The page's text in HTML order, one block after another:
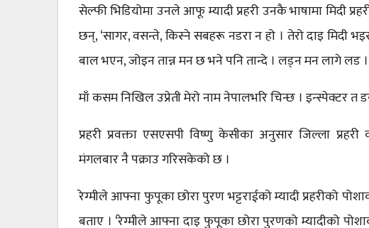
सेल्फी भिडियोमा उनले आफू म्यादी प्रहरी उनकै भाषामा मिदी
छन्, ‘सागर, वसन्ते, किस्ने सबहरू नडरा न हो । तेरो दाइ
बाल भएन, जोइन तान्न मन छ भने पनि तान्दे । लड्न मन लागे लड
माँ कसम निखिल उप्रेती मेरो नाम नेपालभरि चिन्छ । इन्स्पेक्टर
प्रहरी प्रवक्ता एसएसपी विष्णु केसीका अनुसार जिल्ला
मंगलबार नै पक्राउ गरिसकेको छ ।
रेग्मीले आफ्ना फुपूका छोरा पुरण भट्टराईको म्यादी प्रहरीको
बताए । ‘रेग्मीले आफ्ना दाइ फुपूका छोरा पुरणको म्यादीको